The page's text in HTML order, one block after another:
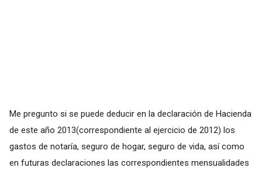
Me pregunto si se puede deducir en la declaración de Hacienda
de este año 2013(correspondiente al ejercicio de 2012) los
gastos de notaría, seguro de hogar, seguro de vida, así como
en futuras declaraciones las correspondientes mensualidades